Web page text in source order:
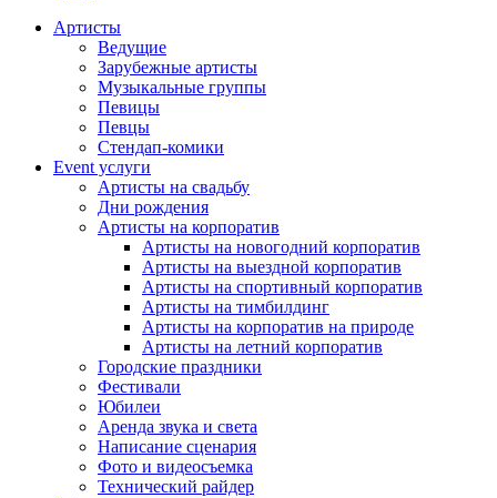
Артисты
Ведущие
Зарубежные артисты
Музыкальные группы
Певицы
Певцы
Стендап-комики
Event услуги
Артисты на свадьбу
Дни рождения
Артисты на корпоратив
Артисты на новогодний корпоратив
Артисты на выездной корпоратив
Артисты на спортивный корпоратив
Артисты на тимбилдинг
Артисты на корпоратив на природе
Артисты на летний корпоратив
Городские праздники
Фестивали
Юбилеи
Аренда звука и света
Написание сценария
Фото и видеосъемка
Технический райдер